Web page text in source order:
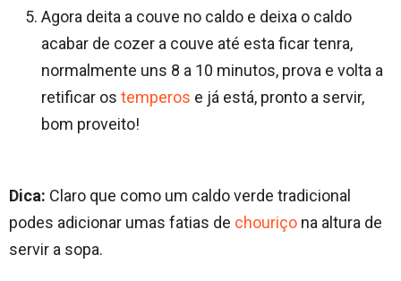
Agora deita a couve no caldo e deixa o caldo
acabar de cozer a couve até esta ficar tenra,
normalmente uns 8 a 10 minutos, prova e volta a
retificar os temperos e já está, pronto a servir,
bom proveito!
Dica: Claro que como um caldo verde tradicional
podes adicionar umas fatias de chouriço na altura de
servir a sopa.